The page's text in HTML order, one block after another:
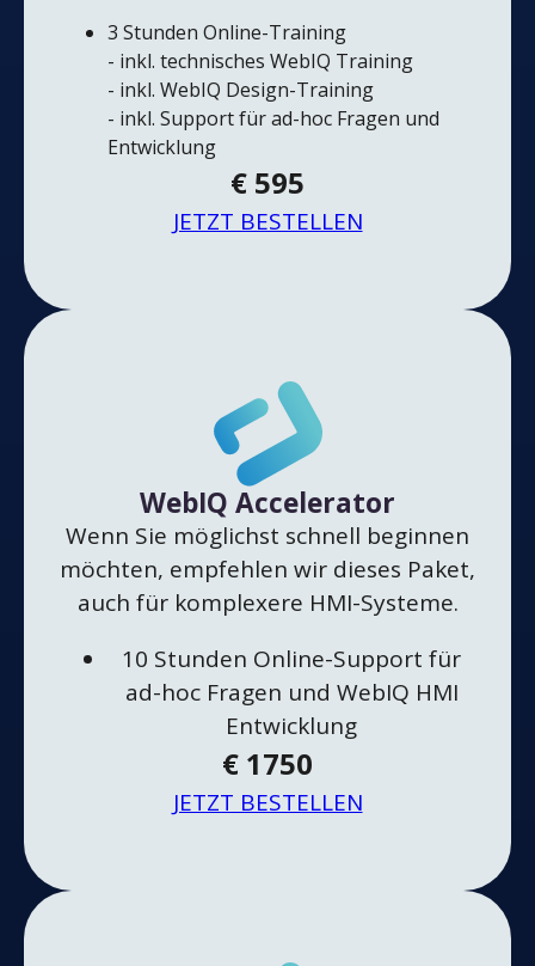
3 Stunden Online-Training
- inkl. technisches WebIQ Training
- inkl. WebIQ Design-Training
- inkl. Support für ad-hoc Fragen und
Entwicklung
€ 595
JETZT BESTELLEN
WebIQ Accelerator
Wenn Sie möglichst schnell beginnen
möchten, empfehlen wir dieses Paket,
auch für komplexere HMI-Systeme.
10 Stunden Online-Support für
ad-hoc Fragen und WebIQ HMI
Entwicklung
€ 1750
JETZT BESTELLEN